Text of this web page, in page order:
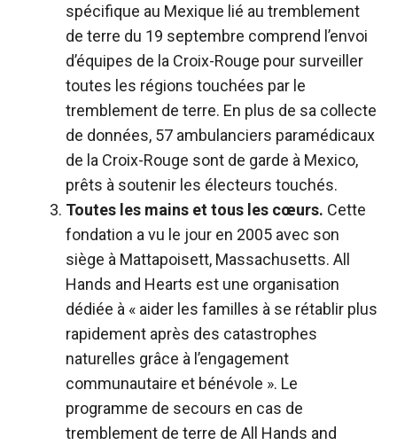
spécifique au Mexique lié au tremblement
de terre du 19 septembre comprend l’envoi
d’équipes de la Croix-Rouge pour surveiller
toutes les régions touchées par le
tremblement de terre. En plus de sa collecte
de données, 57 ambulanciers paramédicaux
de la Croix-Rouge sont de garde à Mexico,
prêts à soutenir les électeurs touchés.
Toutes les mains et tous les cœurs. Cette
fondation a vu le jour en 2005 avec son
siège à Mattapoisett, Massachusetts. All
Hands and Hearts est une organisation
dédiée à « aider les familles à se rétablir plus
rapidement après des catastrophes
naturelles grâce à l’engagement
communautaire et bénévole ». Le
programme de secours en cas de
tremblement de terre de All Hands and